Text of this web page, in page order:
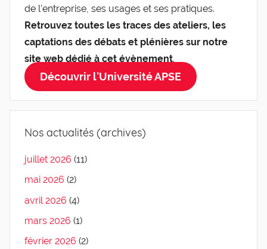
de l'entreprise, ses usages et ses pratiques.
Retrouvez toutes les traces des ateliers, les
captations des débats et plénières sur notre
site web dédié à cet évènement.
Découvrir l'Université APSE
Nos actualités (archives)
juillet 2026 (11)
mai 2026 (2)
avril 2026 (4)
mars 2026 (1)
février 2026 (2)